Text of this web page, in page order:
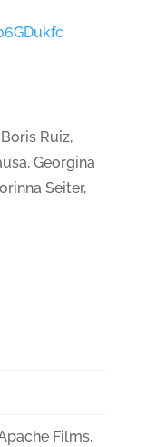
Ruiz,
Georgina
Seiter,
Films,